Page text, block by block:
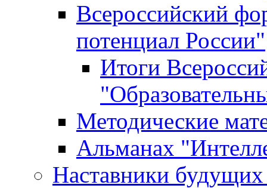
Всероссийский
потенциал России"
Итоги
Методические
Альманах
Наставники